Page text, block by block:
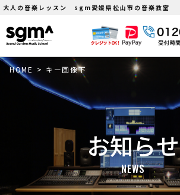
大人の音楽レッスン sgm愛媛県松山市の音楽教室
お知らせ
NEWS
HOME > キー画像下